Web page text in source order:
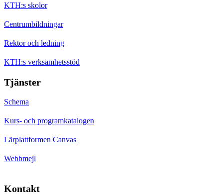
KTH:s skolor
Centrumbildningar
Rektor och ledning
KTH:s verksamhetsstöd
Tjänster
Schema
Kurs- och programkatalogen
Lärplattformen Canvas
Webbmejl
Kontakt